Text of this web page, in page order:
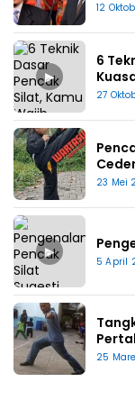
12
▶
6
27
23 Mei
▶
5 April
25